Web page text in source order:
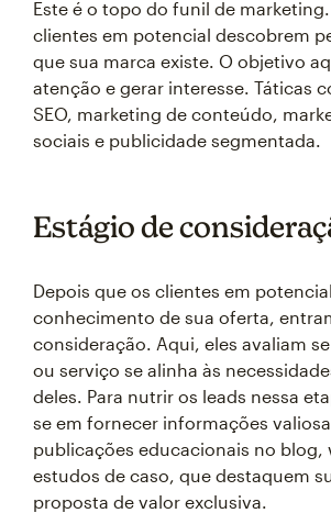
Este é o topo do funil de
clientes em potencial descobrem
que sua marca existe. O objetivo
atenção e gerar interesse. Táticas
SEO, marketing de conteúdo,
sociais e publicidade segmentada.
Estágio de
Depois que os clientes em
conhecimento de sua oferta,
consideração. Aqui, eles avaliam
ou serviço se alinha às
deles. Para nutrir os leads nessa
se em fornecer informações
publicações educacionais no blog,
estudos de caso, que destaquem
proposta de valor exclusiva.